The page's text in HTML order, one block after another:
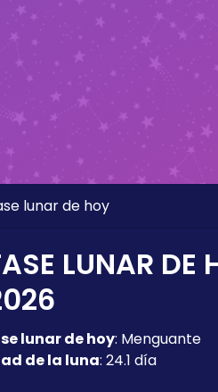
lunar de hoy
LUNAR DE
lunar de hoy: Menguante
de la luna: 24.1 día